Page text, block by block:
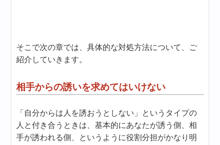
そこで次の章では、具体的な対処方法について、ご
紹介していきます。
相手からの誘いを求めてはいけない
「自分からは人を誘おうとしない」というタイプの
人と付き合うときは、基本的にあなたが誘う側、相
手が誘われる側、というように役割分担がかなり明